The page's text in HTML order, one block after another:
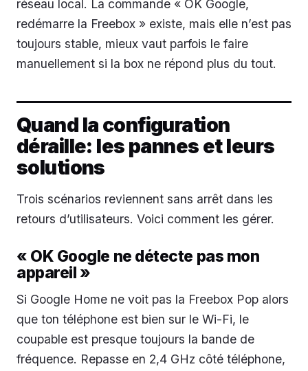
réseau local. La commande « OK Google,
redémarre la Freebox » existe, mais elle n’est pas
toujours stable, mieux vaut parfois le faire
manuellement si la box ne répond plus du tout.
Quand la configuration
déraille: les pannes et leurs
solutions
Trois scénarios reviennent sans arrêt dans les
retours d’utilisateurs. Voici comment les gérer.
« OK Google ne détecte pas mon
appareil »
Si Google Home ne voit pas la Freebox Pop alors
que ton téléphone est bien sur le Wi-Fi, le
coupable est presque toujours la bande de
fréquence. Repasse en 2,4 GHz côté téléphone,